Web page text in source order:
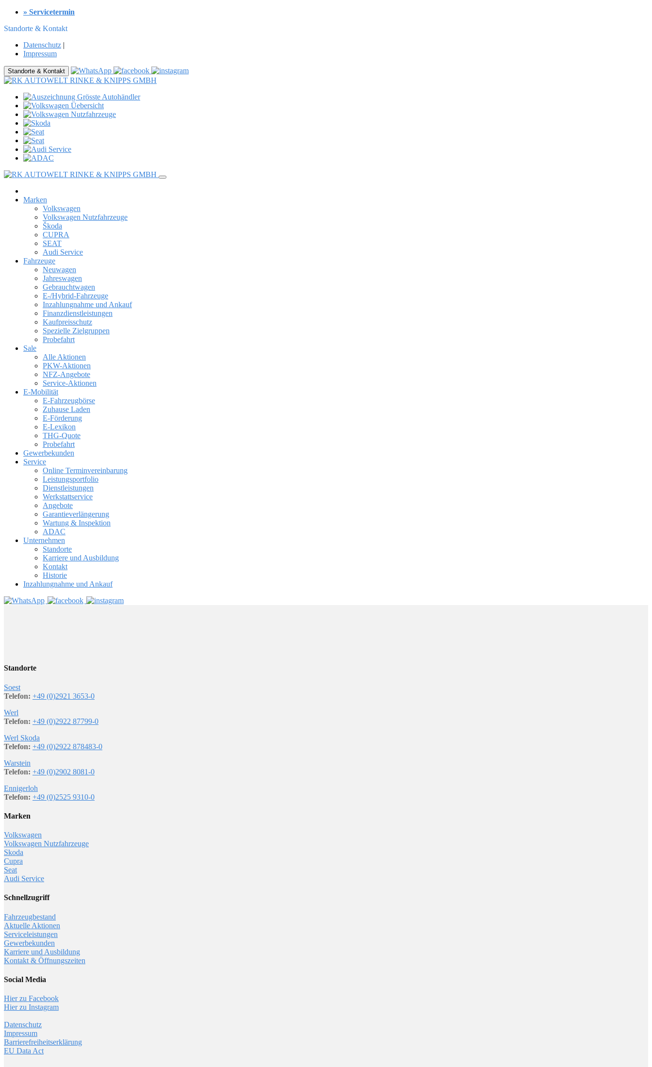
» Servicetermin
Standorte & Kontakt
Datenschutz |
Impressum
Standorte & Kontakt
Marken
Volkswagen
Volkswagen Nutzfahrzeuge
Škoda
CUPRA
SEAT
Audi Service
Fahrzeuge
Neuwagen
Jahreswagen
Gebrauchtwagen
E-/Hybrid-Fahrzeuge
Inzahlungnahme und Ankauf
Finanzdienstleistungen
Kaufpreisschutz
Spezielle Zielgruppen
Probefahrt
Sale
Alle Aktionen
PKW-Aktionen
NFZ-Angebote
Service-Aktionen
E-Mobilität
E-Fahrzeugbörse
Zuhause Laden
E-Förderung
E-Lexikon
THG-Quote
Probefahrt
Gewerbekunden
Service
Online Terminvereinbarung
Leistungsportfolio
Dienstleistungen
Werkstattservice
Angebote
Garantieverlängerung
Wartung & Inspektion
ADAC
Unternehmen
Standorte
Karriere und Ausbildung
Kontakt
Historie
Inzahlungnahme und Ankauf
Standorte
Soest
Telefon: +49 (0)2921 3653-0
Werl
Telefon: +49 (0)2922 87799-0
Werl Skoda
Telefon: +49 (0)2922 878483-0
Warstein
Telefon: +49 (0)2902 8081-0
Ennigerloh
Telefon: +49 (0)2525 9310-0
Marken
Volkswagen
Volkswagen Nutzfahrzeuge
Skoda
Cupra
Seat
Audi Service
Schnellzugriff
Fahrzeugbestand
Aktuelle Aktionen
Serviceleistungen
Gewerbekunden
Karriere und Ausbildung
Kontakt & Öffnungszeiten
Social Media
Hier zu Facebook
Hier zu Instagram
Datenschutz
Impressum
Barrierefreiheitserklärung
EU Data Act